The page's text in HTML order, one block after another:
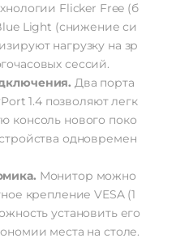
Flicker Free (б
Light (снижение си
нагрузку на зр
сессий.
Два порта
1.4позволяютлегк
консоль нового поко
одновремен
Монитор можно
крепление VESA(1
установитьего
места на столе.